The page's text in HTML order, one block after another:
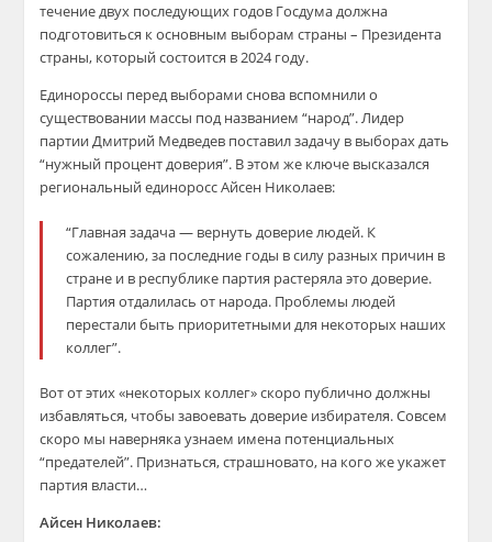
течение двух последующих годов Госдума должна
подготовиться к основным выборам страны – Президента
страны, который состоится в 2024 году.
Единороссы перед выборами снова вспомнили о
существовании массы под названием “народ”. Лидер
партии Дмитрий Медведев поставил задачу в выборах дать
“нужный процент доверия”. В этом же ключе высказался
региональный единоросс Айсен Николаев:
“Главная задача — вернуть доверие людей. К
сожалению, за последние годы в силу разных причин в
стране и в республике партия растеряла это доверие.
Партия отдалилась от народа. Проблемы людей
перестали быть приоритетными для некоторых наших
коллег”.
Вот от этих «некоторых коллег» скоро публично должны
избавляться, чтобы завоевать доверие избирателя. Совсем
скоро мы наверняка узнаем имена потенциальных
“предателей”. Признаться, страшновато, на кого же укажет
партия власти…
Айсен Николаев: